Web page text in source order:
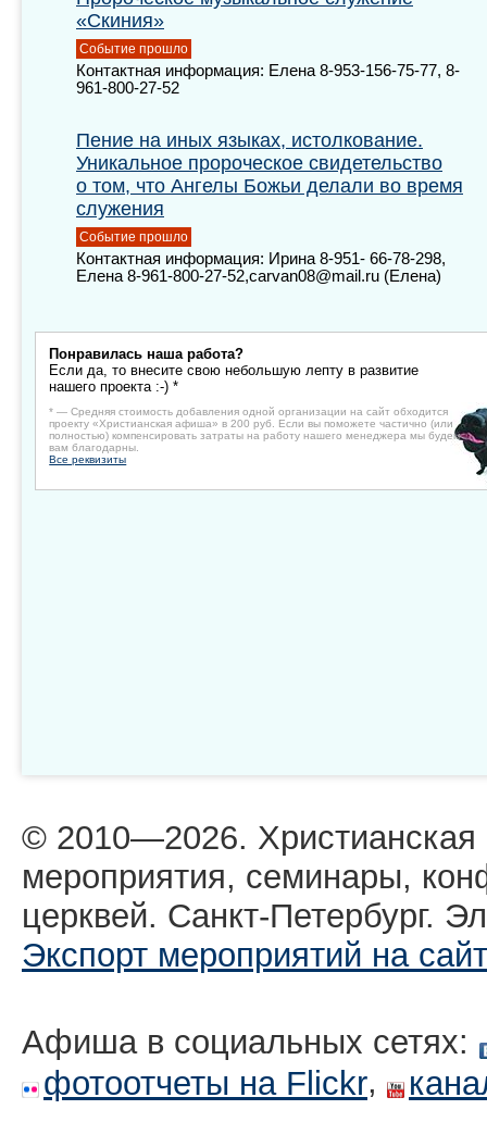
«Скиния»
Событие прошло
Контактная информация: Елена 8-953-156-75-77, 8-
961-800-27-52
Пение на иных языках, истолкование.
Уникальное пророческое свидетельство
о том, что Ангелы Божьи делали во время
служения
Событие прошло
Контактная информация: Ирина 8-951- 66-78-298,
Елена 8-961-800-27-52,carvan08@mail.ru (Елена)
Понравилась наша работа?
Если да, то внесите свою небольшую лепту в развитие
нашего проекта :-) *
* — Средняя стоимость добавления одной организации на сайт обходится
проекту «Христианская афиша» в 200 руб. Если вы поможете частично (или
полностью) компенсировать затраты на работу нашего менеджера мы будем
вам благодарны.
Все реквизиты
© 2010—2026.
мероприятия, семинары,
церквей. Санкт-Петербург.
Экспорт мероприятий на сайт
Афиша в социальных сетях:
фотоотчеты на Flickr,